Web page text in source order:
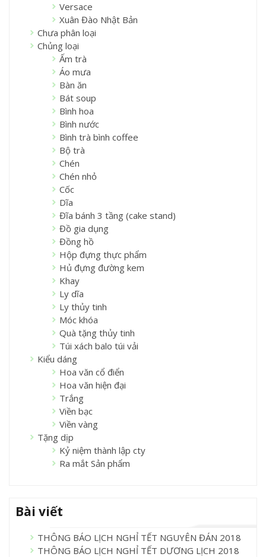
Versace
Xuân Đào Nhật Bản
Chưa phân loại
Chủng loại
Ấm trà
Áo mưa
Bàn ăn
Bát soup
Bình hoa
Bình nước
Bình trà bình coffee
Bộ trà
Chén
Chén nhỏ
Cốc
Dĩa
Đĩa bánh 3 tầng (cake stand)
Đồ gia dụng
Đồng hồ
Hộp đựng thực phẩm
Hủ đựng đường kem
Khay
Ly dĩa
Ly thủy tinh
Móc khóa
Quà tặng thủy tinh
Túi xách balo túi vải
Kiểu dáng
Hoa văn cổ điển
Hoa văn hiện đại
Trắng
Viền bạc
Viền vàng
Tặng dịp
Kỷ niệm thành lập cty
Ra mắt Sản phẩm
Bài viết
THÔNG BÁO LỊCH NGHỈ TẾT NGUYÊN ĐÁN 2018
THÔNG BÁO LỊCH NGHỈ TẾT DƯƠNG LỊCH 2018